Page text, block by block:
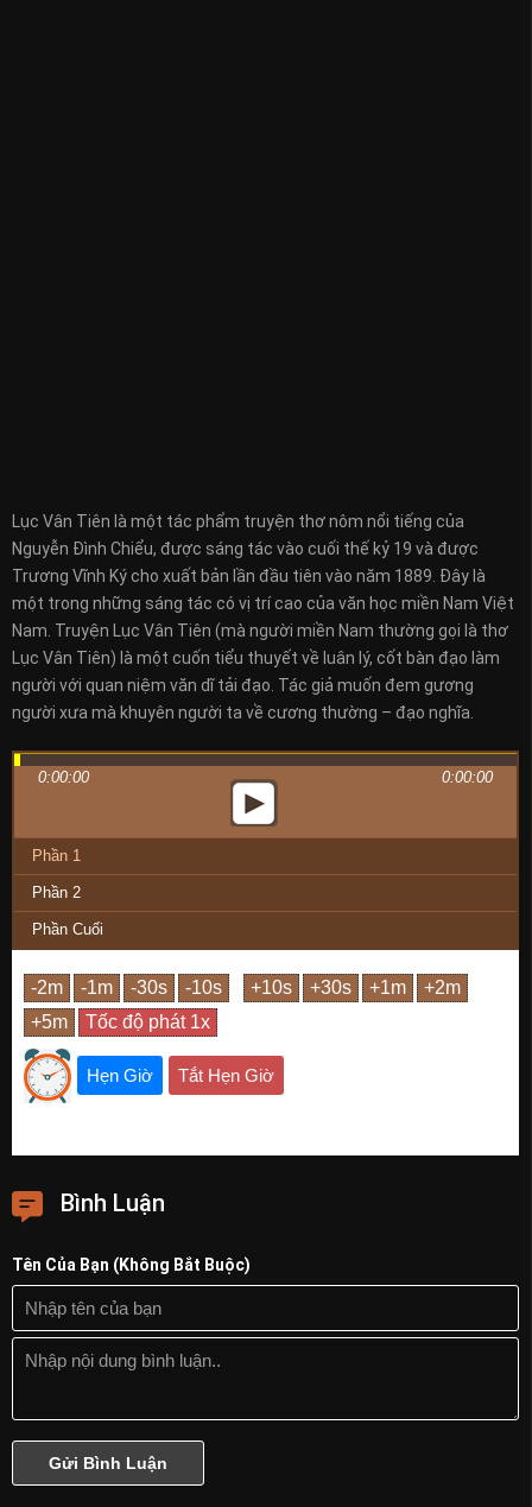
Lục Vân Tiên là một tác phẩm truyện thơ nôm nổi tiếng của
Nguyễn Đình Chiểu, được sáng tác vào cuối thế kỷ 19 và được
Trương Vĩnh Ký cho xuất bản lần đầu tiên vào năm 1889. Đây là
một trong những sáng tác có vị trí cao của văn học miền Nam Việt
Nam. Truyện Lục Vân Tiên (mà người miền Nam thường gọi là thơ
Lục Vân Tiên) là một cuốn tiểu thuyết về luân lý, cốt bàn đạo làm
người với quan niệm văn dĩ tải đạo. Tác giả muốn đem gương
người xưa mà khuyên người ta về cương thường – đạo nghĩa.
0:00:00 0:00:00
Phần 1
Phần 2
Phần Cuối
Hẹn Giờ Tắt Hẹn Giờ
Bình Luận
Tên Của Bạn (Không Bắt Buộc)